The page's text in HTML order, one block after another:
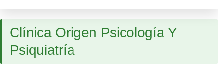
Clínica Origen Psicología Y
Psiquiatría